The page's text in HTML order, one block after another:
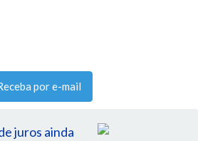
por e-mail
juros ainda